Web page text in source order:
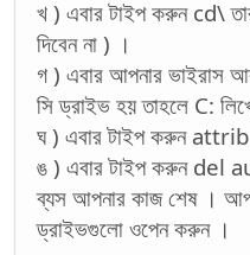
খ ) এবার টাইপ করুন cd\
দিবেন না ) ।
গ ) এবার আপনার ভাইরাস
সি ড্রাইভ হয় তাহলে C:
ঘ ) এবার টাইপ করুন
ঙ ) এবার টাইপ করুন
ব্যস আপনার কাজ শেষ ।
ড্রাইভগুলো ওপেন করুন ।